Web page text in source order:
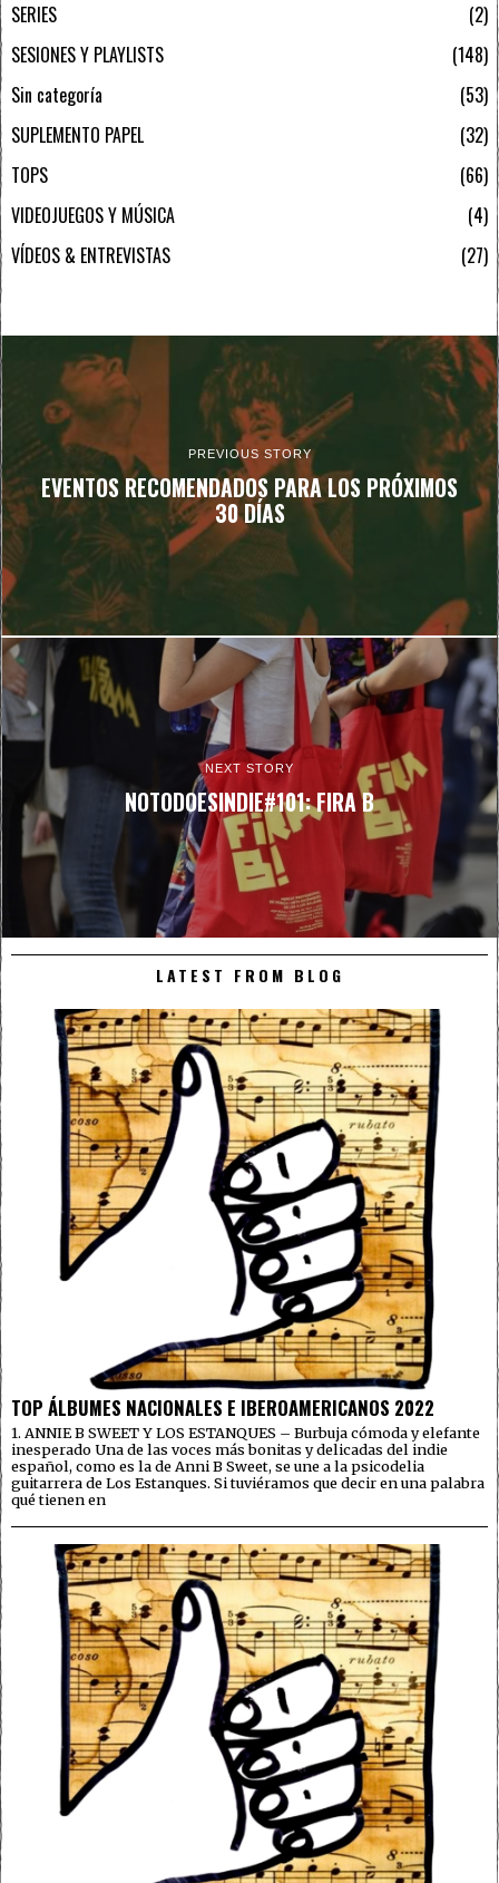
SERIES
2
SESIONES Y PLAYLISTS
148
Sin categoría
53
SUPLEMENTO PAPEL
32
TOPS
66
VIDEOJUEGOS Y MÚSICA
4
VÍDEOS & ENTREVISTAS
27
PREVIOUS STORY
EVENTOS RECOMENDADOS PARA LOS PRÓXIMOS
30 DÍAS
NEXT STORY
NOTODOESINDIE#101: FIRA B
LATEST FROM BLOG
TOP ÁLBUMES NACIONALES E IBEROAMERICANOS 2022
1. ANNIE B SWEET Y LOS ESTANQUES – Burbuja cómoda y elefante
inesperado Una de las voces más bonitas y delicadas del indie
español, como es la de Anni B Sweet, se une a la psicodelia
guitarrera de Los Estanques. Si tuviéramos que decir en una palabra
qué tienen en